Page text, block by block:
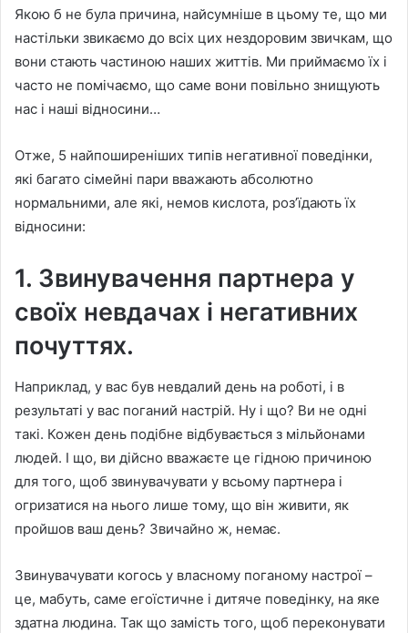
Якою б не була причина, найсумніше в цьому те, що ми
настільки звикаємо до всіх цих нездоровим звичкам, що
вони стають частиною наших життів. Ми приймаємо їх і
часто не помічаємо, що саме вони повільно знищують
нас і наші відносини…
Отже, 5 найпоширеніших типів негативної поведінки,
які багато сімейні пари вважають абсолютно
нормальними, але які, немов кислота, роз’їдають їх
відносини:
1. Звинувачення партнера у
своїх невдачах і негативних
почуттях.
Наприклад, у вас був невдалий день на роботі, і в
результаті у вас поганий настрій. Ну і що? Ви не одні
такі. Кожен день подібне відбувається з мільйонами
людей. І що, ви дійсно вважаєте це гідною причиною
для того, щоб звинувачувати у всьому партнера і
огризатися на нього лише тому, що він живити, як
пройшов ваш день? Звичайно ж, немає.
Звинувачувати когось у власному поганому настрої –
це, мабуть, саме егоїстичне і дитяче поведінку, на яке
здатна людина. Так що замість того, щоб переконувати